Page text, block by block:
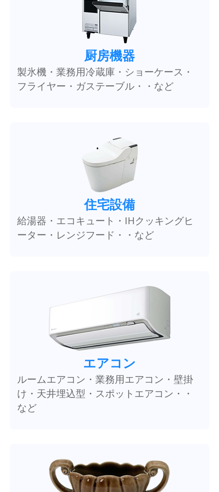
厨房機器
製氷機・業務用冷蔵庫・ショーケース・
フライヤー・ガステーブル・・など
住宅設備
給湯器・エコキュート・IHクッキングヒ
ーター・レンジフード・・など
エアコン
ルームエアコン・業務用エアコン・壁掛
け・天井埋込型・スポットエアコン・・
など